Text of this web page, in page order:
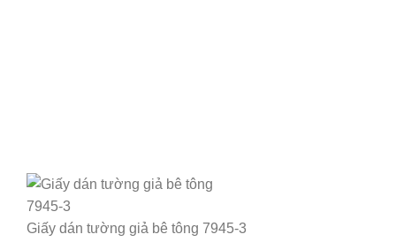
Giấy dán tường giả bê tông 7945-3